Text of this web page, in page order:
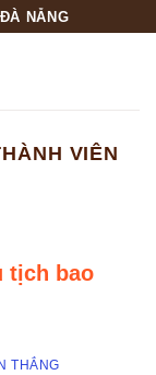
NẴNG
VIÊN
tịch bao
THẮNG